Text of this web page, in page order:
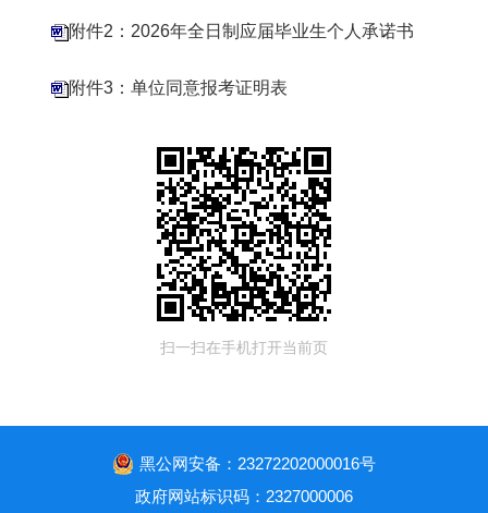
附件2：2026年全日制应届毕业生个人承诺书
附件3：单位同意报考证明表
扫一扫在手机打开当前页
黑公网安备：23272202000016号
政府网站标识码：2327000006